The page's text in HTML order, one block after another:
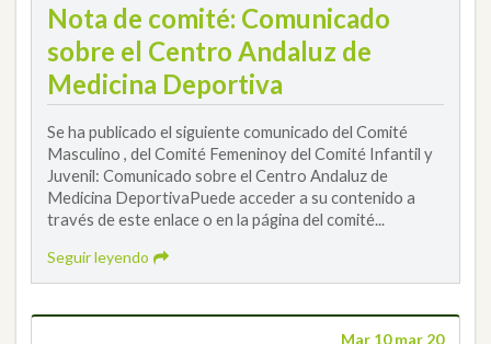
Nota de comité: Comunicado
sobre el Centro Andaluz de
Medicina Deportiva
Se ha publicado el siguiente comunicado del Comité
Masculino , del Comité Femeninoy del Comité Infantil y
Juvenil: Comunicado sobre el Centro Andaluz de
Medicina DeportivaPuede acceder a su contenido a
través de este enlace o en la página del comité...
Seguir leyendo
Mar 10 mar 20